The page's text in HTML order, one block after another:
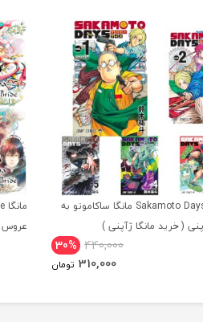
مانگا Sakamoto Days مانگا ساکاموتو به
( خرید مانگا ژآپنی )
30% 440,000
310,000 تومان
عروس